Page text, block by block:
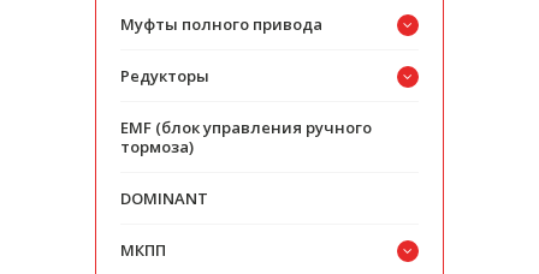
Муфты полного привода
Редукторы
EMF (блок управления ручного
тормоза)
DOMINANT
МКПП